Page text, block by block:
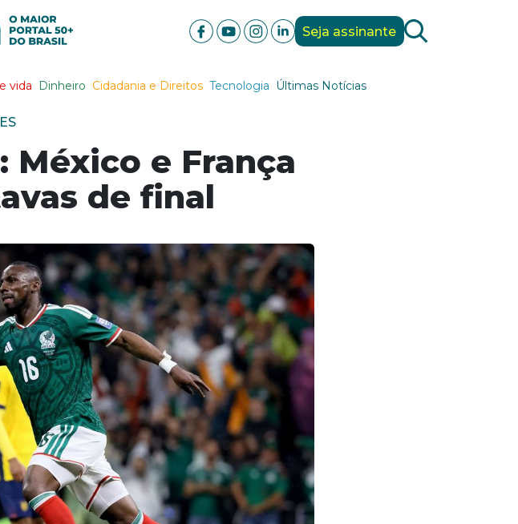
Seja assinante
vida Dinheiro Cidadania e Direitos Tecnologia Últimas Notícias
México e França
de final